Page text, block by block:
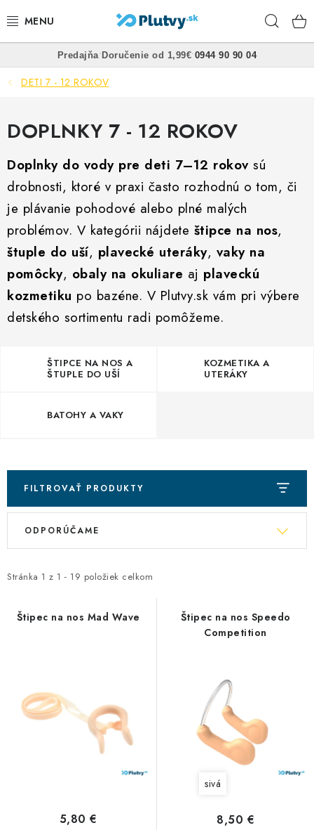
na
PLÁVANIE
FREEDIVING
SPEARFISHING
POTÁPANIE
OBLEČENIE
OBUV
VŠETKO PRE DETI
OTUŽOVANIE
Predajňa Plutvy.sk Doručenie od 1,99€
Predajňa• Doručenie od 1,99€• 0944 90 90 04
DETI 7 - 12 ROKOV
DOPLNKY 7 - 12 ROKOV
Doplnky do vody pre deti 7–12 rokovsú
drobnosti, ktoré v praxi často rozhodnú o tom, či
je plávanie pohodové alebo plné malých
problémov. V kategórii nájdete štipce na nos,
štuple do uší, plavecké uteráky, vaky na
pomôcky, obaly na okuliare aj plaveckú
kozmetiku po bazéne. V Plutvy.sk vám pri výbere
detského sortimentu radi pomôžeme.
ŠTIPCE NA NOS A
ŠTUPLE DO UŠÍ
KOZMETIKA A
UTERÁKY
BATOHY A VAKY
FILTROVAŤ PRODUKTY
ý
i
Stránka 1 z 1 - 19 položiek celkom
R
e
ODPORÚČAME
Štipec na nos Mad Wave
5,80 €
Štipec na nos Speedo
Competition
sivá
8,50 €